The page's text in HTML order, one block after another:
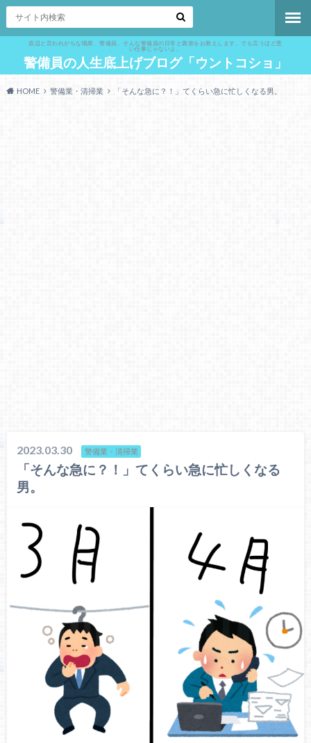
底辺と言われがちな職業、警備員。そんな警備員の日常と裏側をお教えします。でも言うほど悪
い仕事じゃないよ。
警備員の人生底上げブログ「ウントコショ」
HOME 警備業・清掃業 「そんな急に？！」てくらい急に忙しくなる男。
2023.03.30 警備業・清掃業
「そんな急に？！」てくらい急に忙しくなる
男。